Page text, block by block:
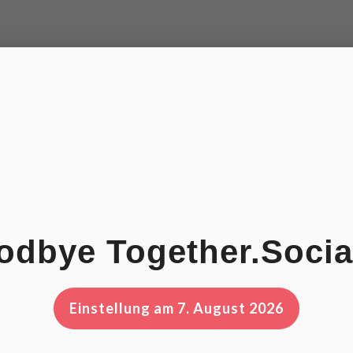
Einstellung am 7. August 2026